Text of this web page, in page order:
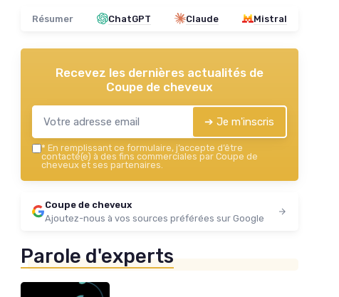
Résumer ChatGPT Claude Mistral
Recevez les dernières actualités de
Coupe de cheveux
➔ Je m'inscris
* En remplissant ce formulaire, j’accepte d’être
contacté(e) à des fins commerciales par Coupe de
cheveux et ses partenaires.
Coupe de cheveux
Ajoutez-nous à vos sources préférées sur Google
Parole d'experts